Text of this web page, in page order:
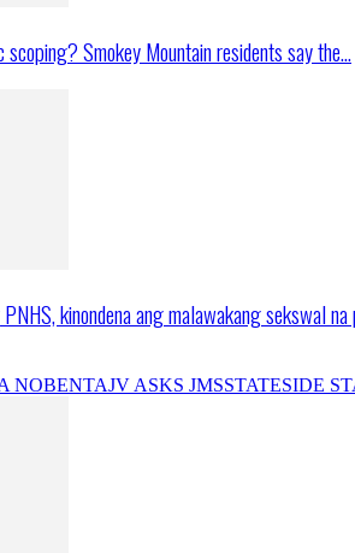
Smokey Mountain residents say the…
kinondena ang malawakang sekswal
NOBENTAJV ASKS JMSSTATESIDE